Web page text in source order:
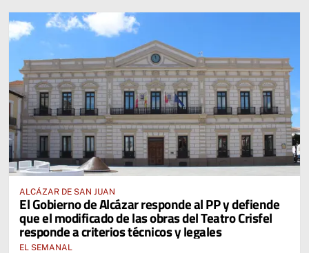
ALCÁZAR DE SAN JUAN
El Gobierno de Alcázar responde al PP y defiende
que el modificado de las obras del Teatro Crisfel
responde a criterios técnicos y legales
EL SEMANAL